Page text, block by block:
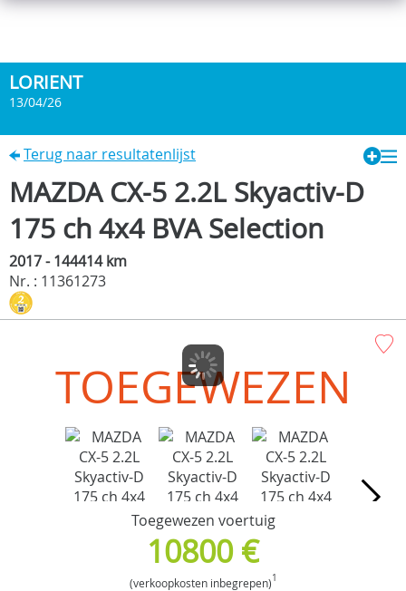
LORIENT
13/04/26
Terug naar resultatenlijst
MAZDA CX-5 2.2L Skyactiv-D
175 ch 4x4 BVA Selection
2017 - 144414 km
Nr. : 11361273
TOEGEWEZEN
Toegewezen voertuig
10800 €
(verkoopkosten inbegrepen)1